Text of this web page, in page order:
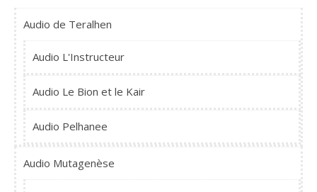
Audio de Teralhen
Audio L'Instructeur
Audio Le Bion et le Kair
Audio Pelhanee
Audio Mutagenèse